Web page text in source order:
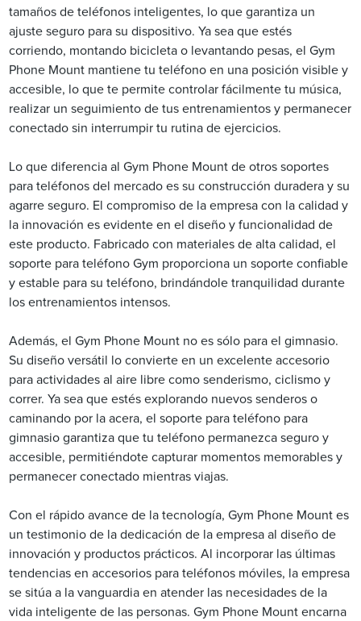
tamaños de teléfonos inteligentes, lo que garantiza un
ajuste seguro para su dispositivo. Ya sea que estés
corriendo, montando bicicleta o levantando pesas, el Gym
Phone Mount mantiene tu teléfono en una posición visible y
accesible, lo que te permite controlar fácilmente tu música,
realizar un seguimiento de tus entrenamientos y permanecer
conectado sin interrumpir tu rutina de ejercicios.
Lo que diferencia al Gym Phone Mount de otros soportes
para teléfonos del mercado es su construcción duradera y su
agarre seguro. El compromiso de la empresa con la calidad y
la innovación es evidente en el diseño y funcionalidad de
este producto. Fabricado con materiales de alta calidad, el
soporte para teléfono Gym proporciona un soporte confiable
y estable para su teléfono, brindándole tranquilidad durante
los entrenamientos intensos.
Además, el Gym Phone Mount no es sólo para el gimnasio.
Su diseño versátil lo convierte en un excelente accesorio
para actividades al aire libre como senderismo, ciclismo y
correr. Ya sea que estés explorando nuevos senderos o
caminando por la acera, el soporte para teléfono para
gimnasio garantiza que tu teléfono permanezca seguro y
accesible, permitiéndote capturar momentos memorables y
permanecer conectado mientras viajas.
Con el rápido avance de la tecnología, Gym Phone Mount es
un testimonio de la dedicación de la empresa al diseño de
innovación y productos prácticos. Al incorporar las últimas
tendencias en accesorios para teléfonos móviles, la empresa
se sitúa a la vanguardia en atender las necesidades de la
vida inteligente de las personas. Gym Phone Mount encarna